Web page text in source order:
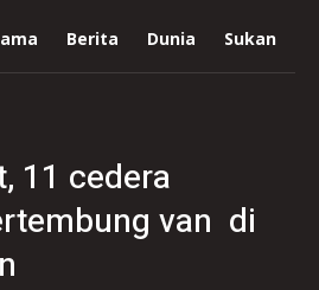
Berita Dunia Sukan
11 cedera
van di